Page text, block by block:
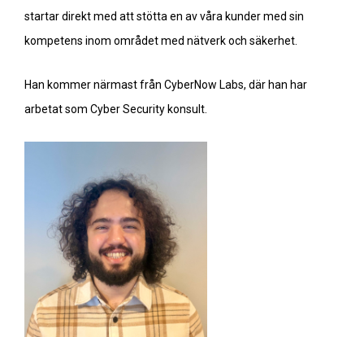
startar direkt med att stötta en av våra kunder med sin
kompetens inom området med nätverk och säkerhet.
Han kommer närmast från CyberNow Labs, där han har
arbetat som Cyber Security konsult.